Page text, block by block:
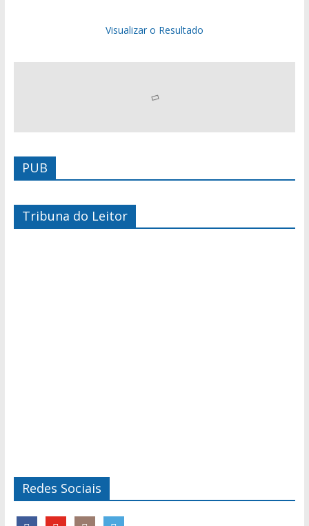
Visualizar o Resultado
PUB
Tribuna do Leitor
Redes Sociais